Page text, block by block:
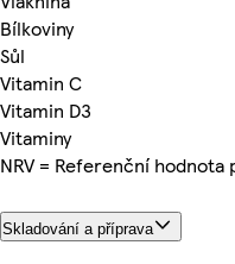
Bílkoviny
Sůl
Vitamin C
Vitamin D3
Vitaminy
NRV = Referenční hodnota
Skladování a příprava